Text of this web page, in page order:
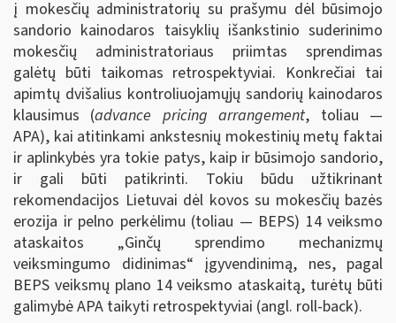
į mokesčių administratorių su prašymu dėl būsimojo
sandorio kainodaros taisyklių išankstinio suderinimo
mokesčių administratoriaus priimtas sprendimas
galėtų būti taikomas retrospektyviai. Konkrečiai tai
apimtų dvišalius kontroliuojamųjų sandorių kainodaros
klausimus (advance pricing arrangement, toliau —
APA), kai atitinkami ankstesnių mokestinių metų faktai
ir aplinkybės yra tokie patys, kaip ir būsimojo sandorio,
ir gali būti patikrinti. Tokiu būdu užtikrinant
rekomendacijos Lietuvai dėl kovos su mokesčių bazės
erozija ir pelno perkėlimu (toliau — BEPS) 14 veiksmo
ataskaitos „Ginčų sprendimo mechanizmų
veiksmingumo didinimas“ įgyvendinimą, nes, pagal
BEPS veiksmų plano 14 veiksmo ataskaitą, turėtų būti
galimybė APA taikyti retrospektyviai (angl. roll-back).